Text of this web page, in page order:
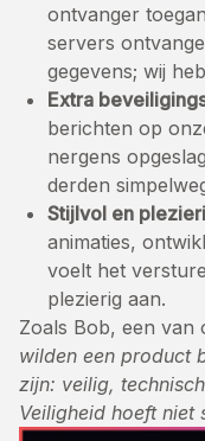
ontvanger
servers
gegevens; wij
Extra
berichten op
nergens
derden
Stijlvol en
animaties,
voelt het
plezierig aan.
Zoals Bob, een van
wilden een product
zijn: veilig,
Veiligheid hoeft niet